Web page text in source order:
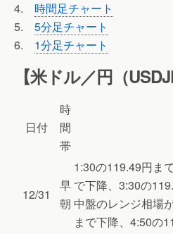
4. 時間足チャート
5. 5分足チャート
6. 1分足チャート
【米ドル／円（
日付
時
間
帯
12/31
早
朝
1:30の119.49円ま
で下降、3:30の
中盤のレンジ相場
まで下降、4:50の